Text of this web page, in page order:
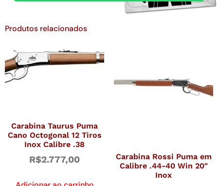
Produtos relacionados
Carabina Taurus Puma
Cano Octogonal 12 Tiros
Inox Calibre .38
R$2.777,00
Carabina Rossi Puma em
Calibre .44-40 Win 20″
Inox